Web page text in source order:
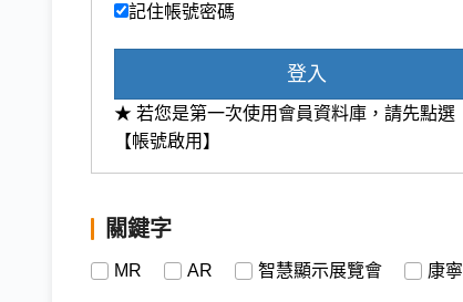
記住帳號密碼
登入
★ 若您是第一次使用會員資料庫，請先點選
【帳號啟用】
關鍵字
MR AR 智慧顯示展覽會 康寧